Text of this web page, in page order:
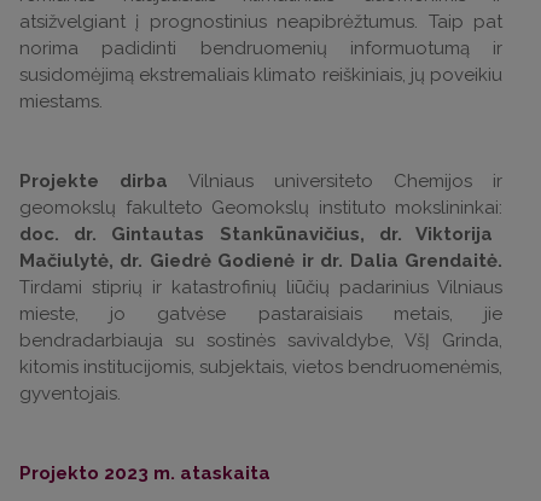
atsižvelgiant į prognostinius neapibrėžtumus. Taip pat
norima padidinti bendruomenių informuotumą ir
susidomėjimą ekstremaliais klimato reiškiniais, jų poveikiu
miestams.
Projekte dirba Vilniaus universiteto Chemijos ir
geomokslų fakulteto Geomokslų instituto mokslininkai:
doc. dr. Gintautas Stankūnavičius, dr. Viktorija
Mačiulytė, dr. Giedrė Godienė ir dr. Dalia Grendaitė.
Tirdami stiprių ir katastrofinių liūčių padarinius Vilniaus
mieste, jo gatvėse pastaraisiais metais, jie
bendradarbiauja su sostinės savivaldybe, VšĮ Grinda,
kitomis institucijomis, subjektais, vietos bendruomenėmis,
gyventojais.
Projekto 2023 m. ataskaita